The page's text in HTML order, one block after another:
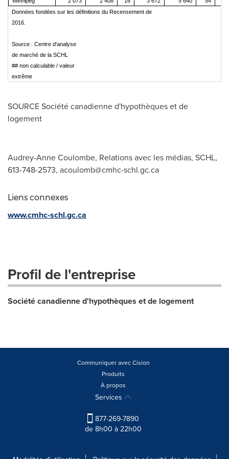
Données fondées sur les définitions du Recensement de
2016.
Source : Centre d'analyse
de marché de la SCHL
## non calculable / valeur
extrême
SOURCE Société canadienne d'hypothèques et de
logement
Audrey-Anne Coulombe, Relations avec les médias, SCHL,
613-748-2573, acoulomb@cmhc-schl.gc.ca
Liens connexes
www.cmhc-schl.gc.ca
Profil de l'entreprise
Société canadienne d'hypothèques et de logement
Communiquer avec Cision
Produits
À propos
Services
877-269-7890
de 8h00 à 22h00